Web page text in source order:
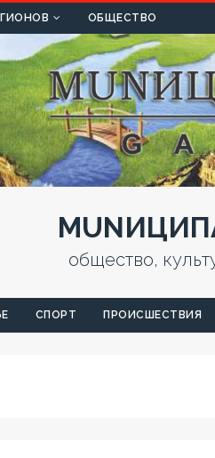
ОБЩЕСТВО
общество,
СПОРТ ПРОИСШЕСТВИЯ